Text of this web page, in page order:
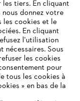
ne prenons plus
site ne
utilisation
tiers. En cliquant
donnez votre
les cookies et le
En cliquant
l'utilisation
Sous
les cookies
pour
tous les cookies à
» en bas de la